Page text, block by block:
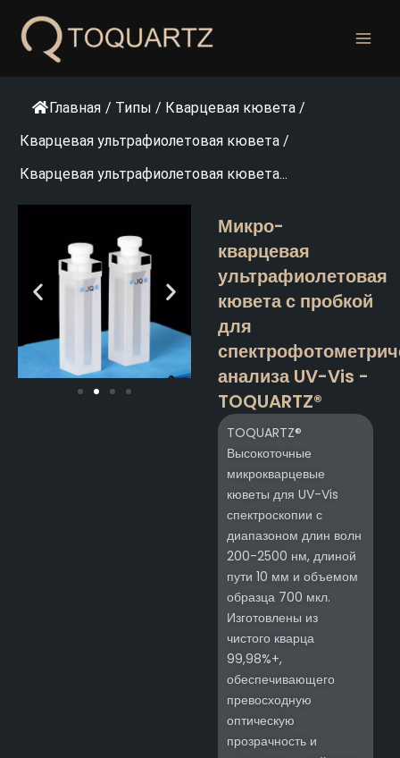
содержанию
Главная / Типы / Кварцевая кювета /
Кварцевая ультрафиолетовая кювета /
Кварцевая ультрафиолетовая кювета...
Микро-
кварцевая
ультрафиолетовая
кювета с пробкой
для
анализа UV-Vis -
TOQUARTZ®
TOQUARTZ®
Высокоточные
микрокварцевые
кюветы для UV-Vis
спектроскопии с
диапазоном длин волн
200-2500 нм, длиной
пути 10 мм и объемом
образца 700 мкл.
Изготовлены из
чистого кварца
99,98%+,
обеспечивающего
превосходную
оптическую
прозрачность и